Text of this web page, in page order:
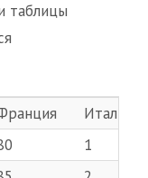
таблицы
Италия
1